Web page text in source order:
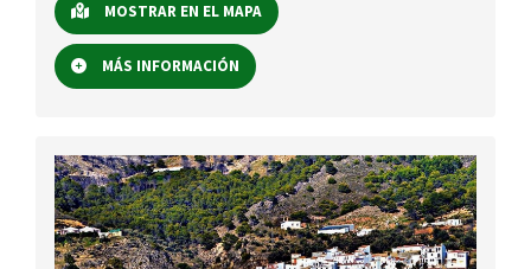
MOSTRAR EN EL MAPA
MÁS INFORMACIÓN